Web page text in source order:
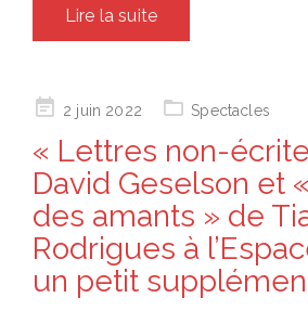
Lire la suite
Posted2 juin 2022 Spectacles
« Lettres non-
David Geselson et
des amants » de
Rodrigues à
un petit